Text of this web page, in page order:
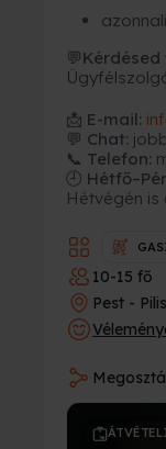
💬Kérdésed
📩 E-mail:
💬 Chat:
📞 Telefon:
🕘
Hétvégén is
10-15 fő
Pest -